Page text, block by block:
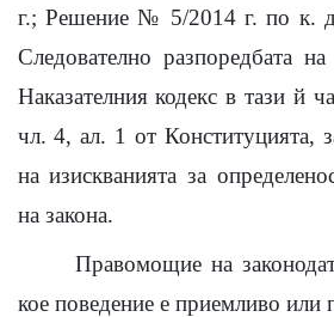
г.; Решение № 5/2014 г. по к.
Следователно разпоредбата
Наказателния кодекс в тази й
чл. 4, ал. 1 от Конституцията,
на изискванията за
на закона.
Правомощие на
кое поведение е приемливо или